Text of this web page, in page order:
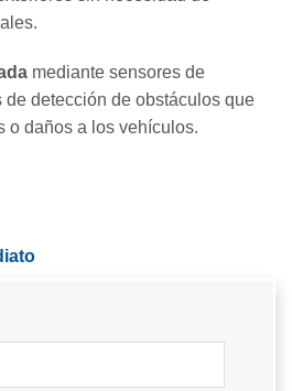
mediante sensores de
de detección de obstáculos que
o daños a los vehículos.